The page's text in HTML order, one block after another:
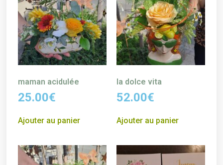
maman acidulée
25.00€
Ajouter au panier
la dolce vita
52.00€
Ajouter au panier